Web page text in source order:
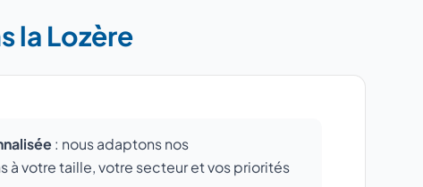
la Lozère
: nous adaptons nos
à votre taille, votre secteur et vos priorités